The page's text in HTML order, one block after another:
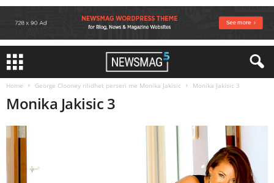
Home George Clooney rilidhet perseri me Monika Jakisic Monika Jakisic 3
Monika Jakisic 3